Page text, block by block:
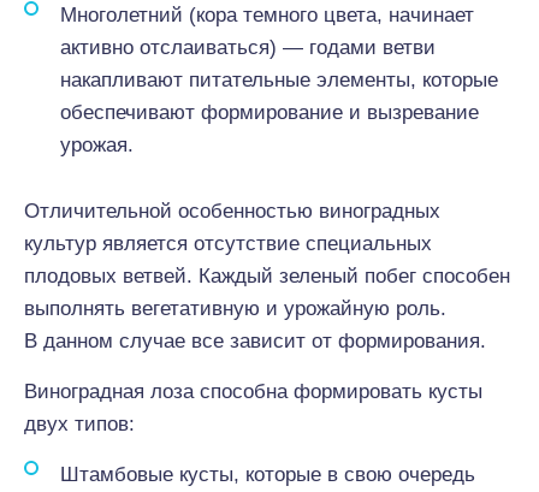
Многолетний (кора темного цвета, начинает
активно отслаиваться) — годами ветви
накапливают питательные элементы, которые
обеспечивают формирование и вызревание
урожая.
Отличительной особенностью виноградных
культур является отсутствие специальных
плодовых ветвей. Каждый зеленый побег способен
выполнять вегетативную и урожайную роль.
В данном случае все зависит от формирования.
Виноградная лоза способна формировать кусты
двух типов:
Штамбовые кусты, которые в свою очередь